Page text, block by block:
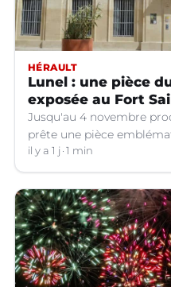
HÉRAULT
Lunel : une pièce
exposée au Fort
Jusqu'au 4 novembre
prête une pièce
Villeneuve-lez-Avignon
il y a 1 j 1 min